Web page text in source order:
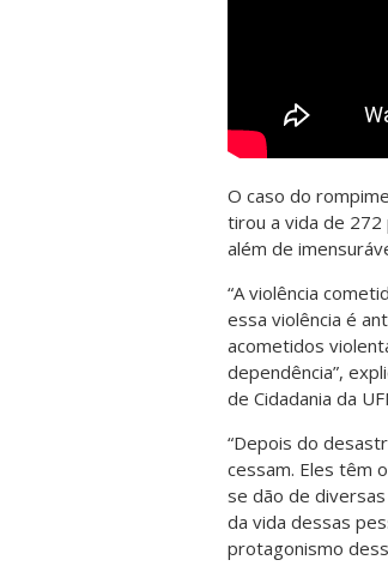
O caso do
tirou a vida de
além de
“A violência
essa violência é
acometidos
dependência”,
de Cidadania da
“Depois do
cessam. Eles têm
se dão de
da vida dessas
protagonismo